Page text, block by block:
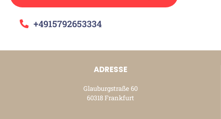
+4915792653334
ADRESSE
Glauburgstraße 60
60318 Frankfurt